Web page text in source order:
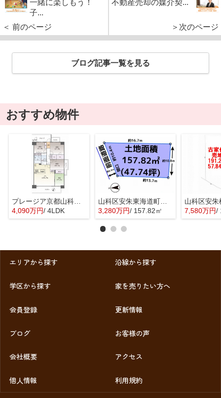
一緒に楽しもう！
子...
＜ 前のページ
不動産売却の媒介契...
＞次のページ
ブログ記事一覧を見る
おすすめ物件
プレージア京都山科東野
4,090万円/ 4LDK
山科区安朱東海道町 売地
3,280万円/ 157.82㎡ 7,580万円/
エリアから探す 沿線から探す
学区から探す 家を売りたい方へ
会員登録 更新情報
ブログ お客様の声
会社概要 アクセス
個人情報 利用規約